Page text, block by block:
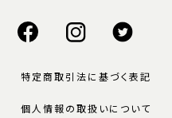
特定商取引法に基づく表記
個人情報の取扱いについて